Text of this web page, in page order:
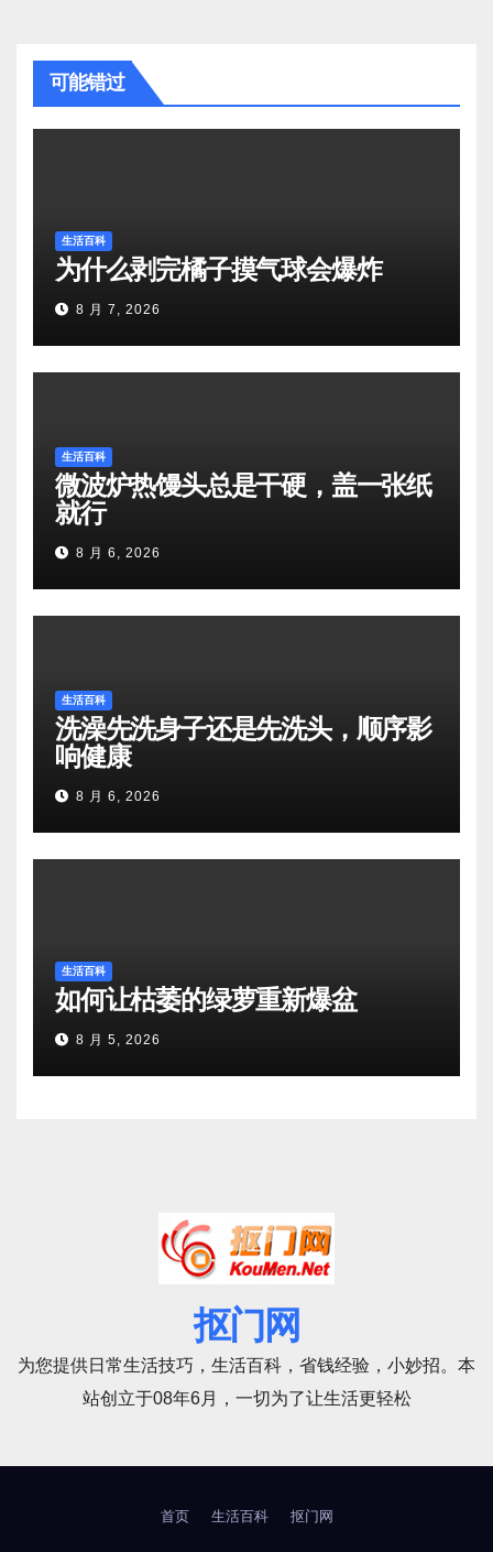
可能错过
生活百科
为什么剥完橘子摸气球会爆炸
8 月 7, 2026
生活百科
微波炉热馒头总是干硬，盖一张纸
就行
8 月 6, 2026
生活百科
洗澡先洗身子还是先洗头，顺序影
响健康
8 月 6, 2026
生活百科
如何让枯萎的绿萝重新爆盆
8 月 5, 2026
抠门网
为您提供日常生活技巧，生活百科，省钱经验，小妙招。本
站创立于08年6月，一切为了让生活更轻松
首页 生活百科 抠门网